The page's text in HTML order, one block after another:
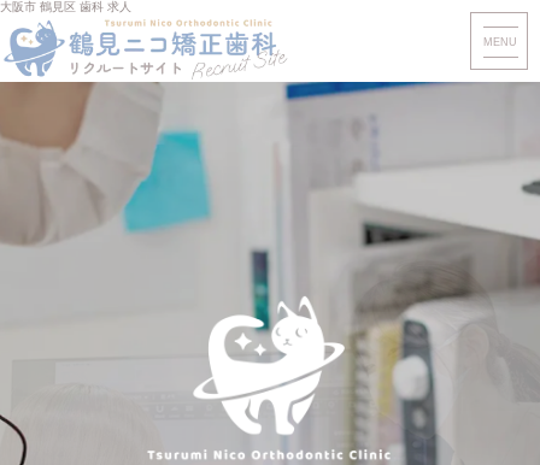
大阪市 鶴見区 歯科 求人
MENU